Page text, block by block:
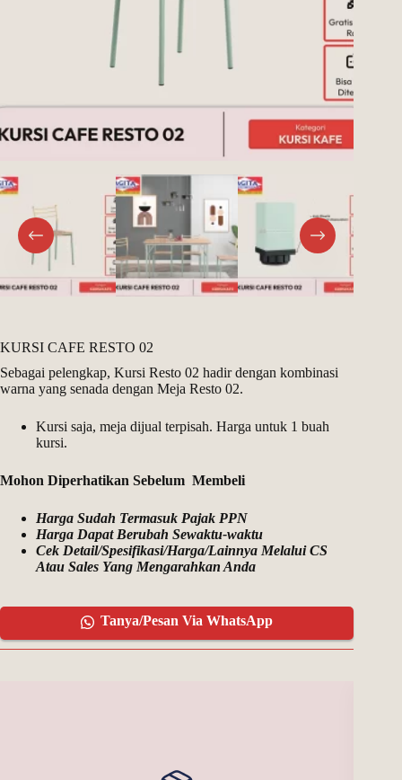
Get New Password
← Back to login
KURSI CAFE RESTO 02
Sebagai pelengkap, Kursi Resto 02 hadir dengan kombinasi
warna yang senada dengan Meja Resto 02.
Kursi saja, meja dijual terpisah. Harga untuk 1 buah
kursi.
Mohon Diperhatikan Sebelum Membeli
Harga Sudah Termasuk Pajak PPN
Harga Dapat Berubah Sewaktu-waktu
Cek Detail/Spesifikasi/Harga/Lainnya Melalui CS
Atau Sales Yang Mengarahkan Anda
Tanya/Pesan Via WhatsApp